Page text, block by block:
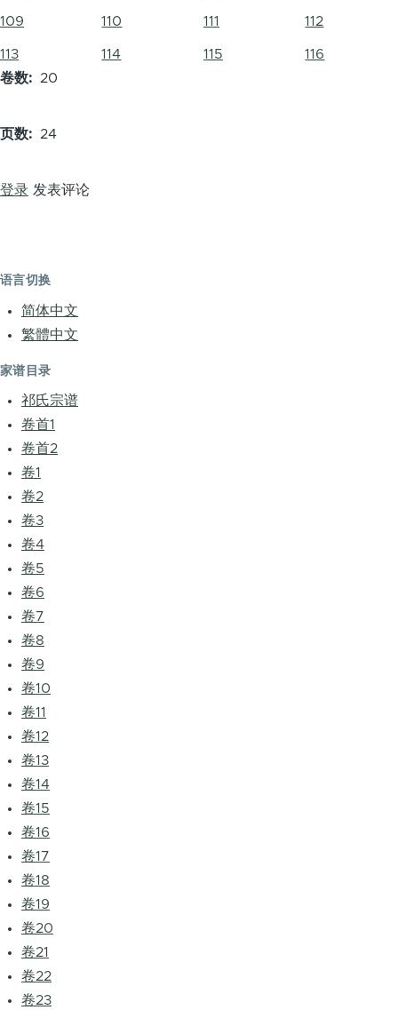
109 110 111 112
113 114 115
116
卷数
20
页数 24
登录 发表评论
语言切换
简体中文
繁體中文
家谱目录
祁氏宗谱
卷首1
卷首2
卷1
卷2
卷3
卷4
卷5
卷6
卷7
卷8
卷9
卷10
卷11
卷12
卷13
卷14
卷15
卷16
卷17
卷18
卷19
卷20
卷21
卷22
卷23